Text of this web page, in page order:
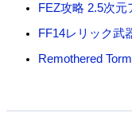
FEZ攻略 2.5次
FF14レリック武
Remothered